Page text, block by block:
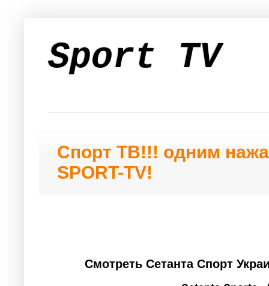
Sport TV
Спорт ТВ!!! одним
SPORT-TV!
Смотреть Сетанта Спорт